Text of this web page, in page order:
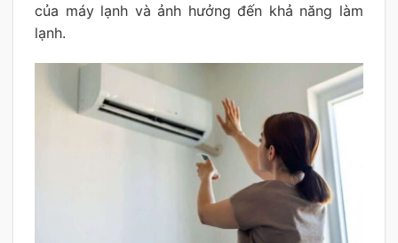
của máy lạnh và ảnh hưởng đến khả năng làm
lạnh.